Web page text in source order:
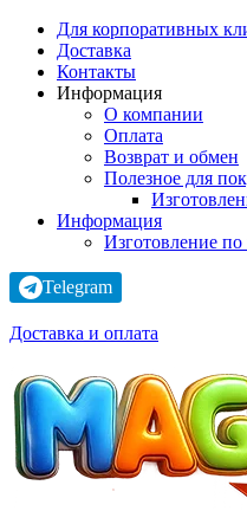
Для корпоративных
Доставка
Контакты
Информация
О компании
Оплата
Возврат и обмен
Полезное для
Информация
Изготовление
Telegram
Доставка и оплата